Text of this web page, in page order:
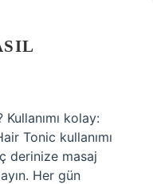
kolay:
Tonic kullanımı
derinize masaj
Her gün